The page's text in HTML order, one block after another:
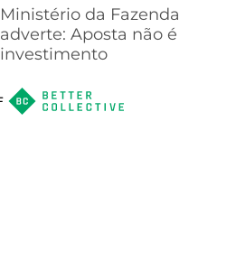
Ministério da Fazenda
adverte: Aposta não é
investimento